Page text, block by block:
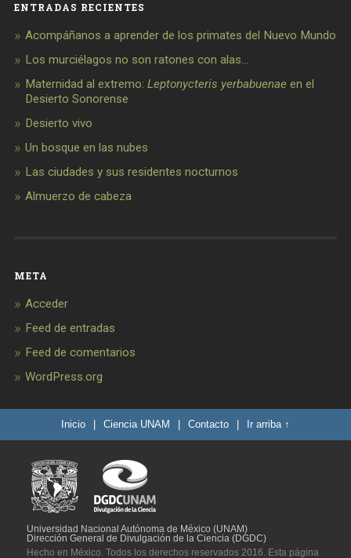
ENTRADAS RECIENTES
Acompáñanos a aprender de los primates del Nuevo Mundo
Los murciélagos no son ratones con alas…
Maternidad al extremo: Leptonycteris yerbabuenaeen el
Desierto Sonorense
Desierto vivo
Un bosque en las nubes
Las ciudades y sus residentes nocturnos
Almuerzo de cabeza
META
Acceder
Feed de entradas
Feed de comentarios
WordPress.org
Inicio Ciencia UNAM Contacto Ir arriba ↑
Universidad Nacional Autónoma de México (UNAM)
Dirección General de Divulgación de la Ciencia (DGDC)
Hecho en México. Todos los derechos reservados 2016. Esta página